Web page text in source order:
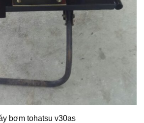
bơm tohatsu v30as